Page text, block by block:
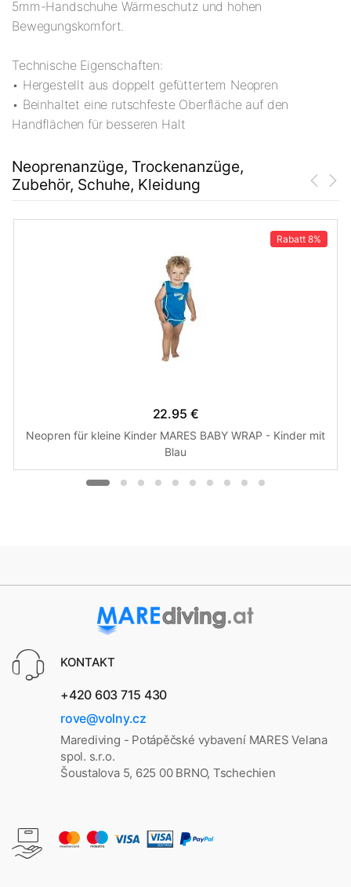
5mm-Handschuhe Wärmeschutz und hohen
Bewegungskomfort.
Technische Eigenschaften:
• Hergestellt aus doppelt gefüttertem Neopren
• Beinhaltet eine rutschfeste Oberfläche auf den
Handflächen für besseren Halt
Neoprenanzüge, Trockenanzüge,
Zubehör, Schuhe, Kleidung
Rabatt 8%
22.95 €
Neopren für kleine Kinder MARES BABY WRAP - Kinder mit
Blau
KONTAKT
+420 603 715 430
rove@volny.cz
Marediving - Potápěčské vybavení MARES Velana
spol. s.r.o.
Šoustalova 5, 625 00 BRNO, Tschechien